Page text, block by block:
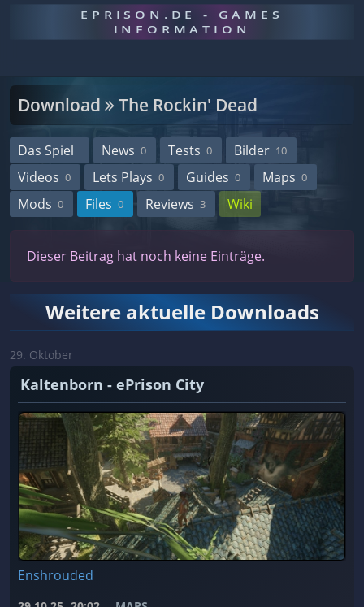
EPRISON.DE - GAMES
INFORMATION
Download The Rockin' Dead
Das Spiel News 0 Tests 0 Bilder 10
Videos 0 Lets Plays 0 Guides 0 Maps 0
Mods 0 Files 0 Reviews 3 Wiki
Dieser Beitrag hat noch keine Einträge.
Weitere aktuelle Downloads
29. Oktober
Kaltenborn - ePrison City
Enshrouded